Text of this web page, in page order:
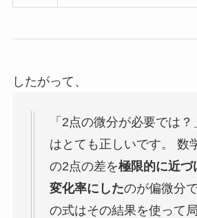
したがって、
「2点の微分が必要では
はとても正しいです。 数
の2点の差を極限的に近づ
変化率にしたのが偏微分
の式はその結果を使って